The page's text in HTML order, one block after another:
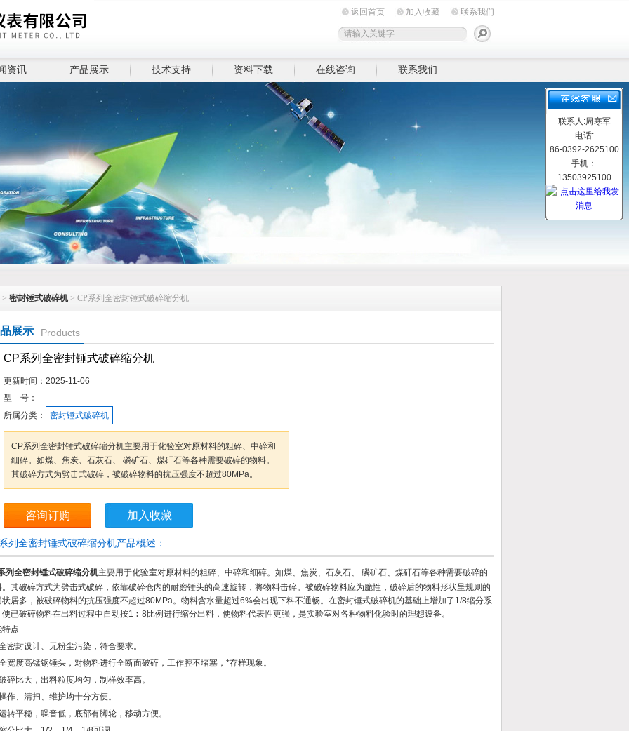
返回首页 加入收藏 联系我们
资讯 产品展示 技术支持 资料下载 在线咨询 联系我们
> 密封锤式破碎机> CP系列全密封锤式破碎缩分机
展示 Products
CP系列全密封锤式破碎缩分机
更新时间： 2025-11-06
型 号：
所属分类：
密封锤式破碎机
CP系列全密封锤式破碎缩分机主要用于化验室对原材料的粗碎、中碎和
细碎。如煤、焦炭、石灰石、 磷矿石、煤矸石等各种需要破碎的物料。
其破碎方式为劈击式破碎，被破碎物料的抗压强度不超过80MPa。
咨询订购 加入收藏
列全密封锤式破碎缩分机产品概述：
列全密封锤式破碎缩分机主要用于化验室对原材料的粗碎、中碎和细碎。如煤、焦炭、石灰石、 磷矿石、煤矸石等各种需要破碎的
。其破碎方式为劈击式破碎，依靠破碎仓内的耐磨锤头的高速旋转，将物料击碎。被破碎物料应为脆性，破碎后的物料形状呈规则的
状居多，被破碎物料的抗压强度不超过80MPa。物料含水量超过6%会出现下料不通畅。在密封锤式破碎机的基础上增加了1/8缩分系
使已破碎物料在出料过程中自动按1︰8比例进行缩分出料，使物料代表性更强，是实验室对各种物料化验时的理想设备。
特点
密封设计、无粉尘污染，符合要求。
宽度高锰钢锤头，对物料进行全断面破碎，工作腔不堵塞，*存样现象。
碎比大，出料粒度均匀，制样效率高。
作、清扫、维护均十分方便。
转平稳，噪音低，底部有脚轮，移动方便。
联系人:周寒军
电话:
86-0392-2625100
手机：
13503925100